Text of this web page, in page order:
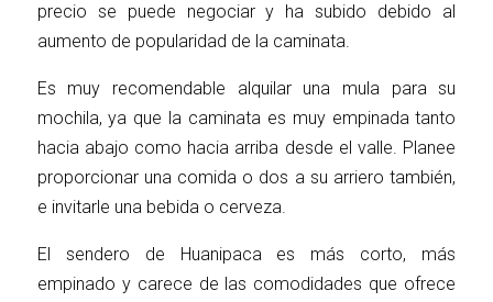
precio se puede negociar y ha subido debido al
aumento de popularidad de la caminata.
Es muy recomendable alquilar una mula para su
mochila, ya que la caminata es muy empinada tanto
hacia abajo como hacia arriba desde el valle. Planee
proporcionar una comida o dos a su arriero también,
e invitarle una bebida o cerveza.
El sendero de Huanipaca es más corto, más
empinado y carece de las comodidades que ofrece